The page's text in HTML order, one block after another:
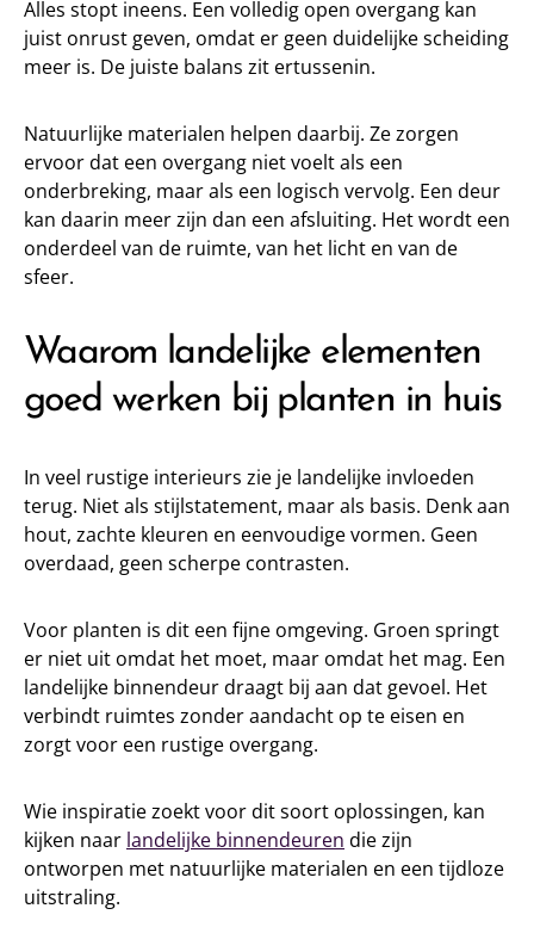
Alles stopt ineens. Een volledig open overgang kan
juist onrust geven, omdat er geen duidelijke scheiding
meer is. De juiste balans zit ertussenin.
Natuurlijke materialen helpen daarbij. Ze zorgen
ervoor dat een overgang niet voelt als een
onderbreking, maar als een logisch vervolg. Een deur
kan daarin meer zijn dan een afsluiting. Het wordt een
onderdeel van de ruimte, van het licht en van de
sfeer.
Waarom landelijke elementen
goed werken bij planten in huis
In veel rustige interieurs zie je landelijke invloeden
terug. Niet als stijlstatement, maar als basis. Denk aan
hout, zachte kleuren en eenvoudige vormen. Geen
overdaad, geen scherpe contrasten.
Voor planten is dit een fijne omgeving. Groen springt
er niet uit omdat het moet, maar omdat het mag. Een
landelijke binnendeur draagt bij aan dat gevoel. Het
verbindt ruimtes zonder aandacht op te eisen en
zorgt voor een rustige overgang.
Wie inspiratie zoekt voor dit soort oplossingen, kan
kijken naar landelijke binnendeuren die zijn
ontworpen met natuurlijke materialen en een tijdloze
uitstraling.